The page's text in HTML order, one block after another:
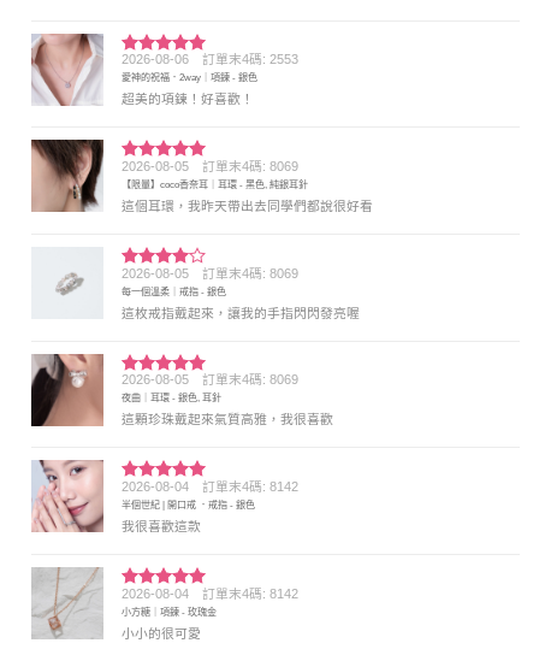
評分5 滿
分 5
2026-08-06 訂單末4碼: 2553
愛神的祝福．2way｜項鍊 - 銀色
超美的項鍊！好喜歡！
評分5 滿
分 5
2026-08-05 訂單末4碼: 8069
【限量】coco香奈耳｜耳環 - 黑色, 純銀耳針
這個耳環，我昨天帶出去同學們都說很好看
評分4
滿分 5
2026-08-05 訂單末4碼: 8069
每一個溫柔｜戒指 - 銀色
這枚戒指戴起來，讓我的手指閃閃發亮喔
評分5 滿
分 5
2026-08-05 訂單末4碼: 8069
夜曲｜耳環 - 銀色, 耳針
這顆珍珠戴起來氣質高雅，我很喜歡
評分5 滿
分 5
2026-08-04 訂單末4碼: 8142
半個世紀 | 開口戒 ．戒指 - 銀色
我很喜歡這款
評分5滿
分 5
2026-08-04 訂單末4碼: 8142
小方糖｜項鍊 - 玫瑰金
小小的很可愛